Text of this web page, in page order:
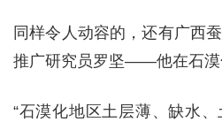
同样令人动容的，还有广西
推广研究员罗坚——他在石漠
“石漠化地区土层薄、缺水